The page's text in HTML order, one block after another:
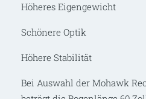
Höheres Eigengewicht
Schönere Optik
Höhere Stabilität
Bei Auswahl der Mohawk